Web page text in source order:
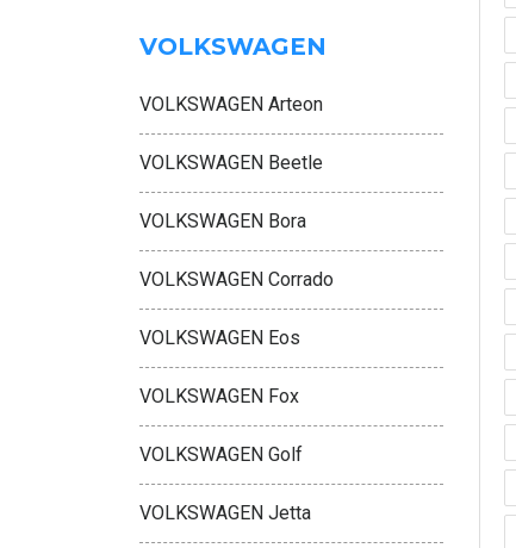
VOLKSWAGEN
VOLKSWAGEN Arteon
VOLKSWAGEN Beetle
VOLKSWAGEN Bora
VOLKSWAGEN Corrado
VOLKSWAGEN Eos
VOLKSWAGEN Fox
VOLKSWAGEN Golf
VOLKSWAGEN Jetta